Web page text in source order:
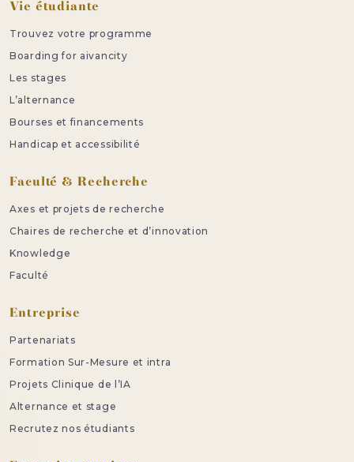
Vie étudiante
Trouvez votre programme
Boarding for aivancity
Les stages
L’alternance
Bourses et financements
Handicap et accessibilité
Faculté & Recherche
Axes et projets de recherche
Chaires de recherche et d’innovation
Knowledge
Faculté
Entreprise
Partenariats
Formation Sur-Mesure et intra
Projets Clinique de l’IA
Alternance et stage
Recrutez nos étudiants